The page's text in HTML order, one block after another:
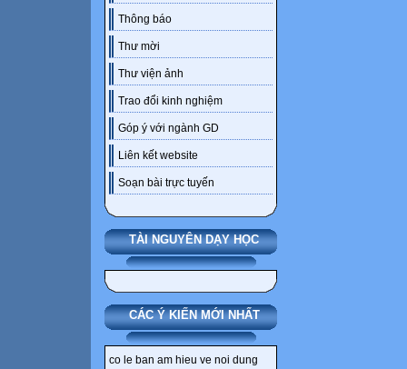
Thông báo
Thư mời
Thư viện ảnh
Trao đổi kinh nghiệm
Góp ý với ngành GD
Liên kết website
Soạn bài trực tuyến
TÀI NGUYÊN DẠY HỌC
CÁC Ý KIẾN MỚI NHẤT
co le ban am hieu ve noi dung